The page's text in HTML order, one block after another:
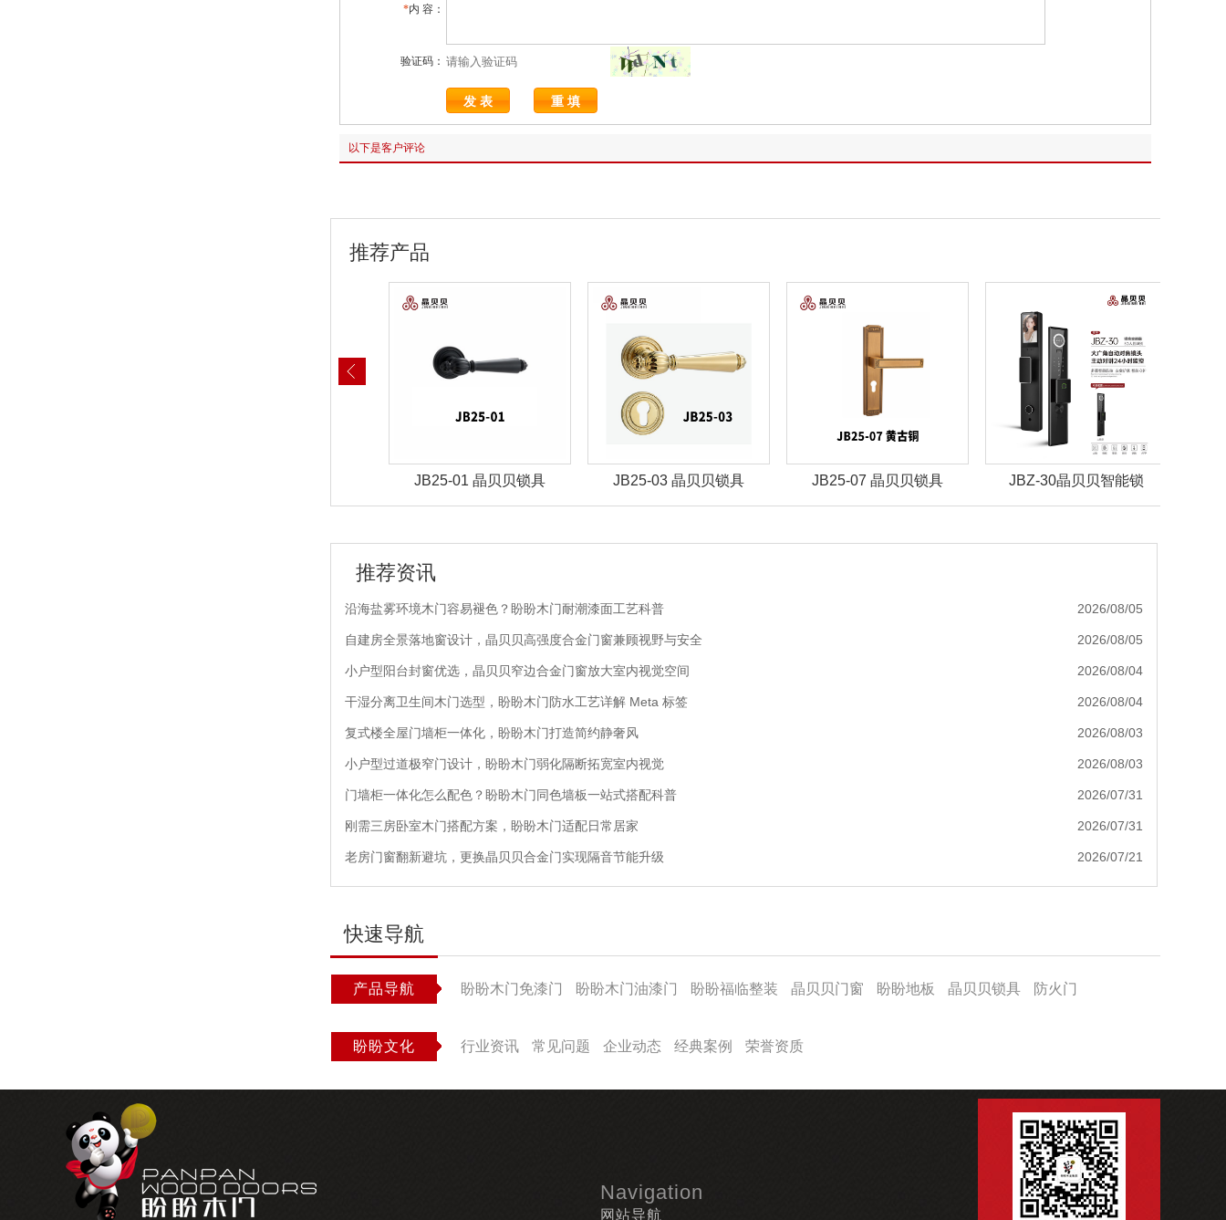
*内 容：
验证码：
以下是客户评论
推荐产品
JB25-03 晶贝贝锁具 JB25-07 晶贝贝锁具 JBZ-30晶贝贝智能锁 JBZ-29晶贝贝智能锁
推荐资讯
沿海盐雾环境木门容易褪色？盼盼木门耐潮漆面工艺科普 2026/08/05
自建房全景落地窗设计，晶贝贝高强度合金门窗兼顾视野与安全 2026/08/05
小户型阳台封窗优选，晶贝贝窄边合金门窗放大室内视觉空间 2026/08/04
干湿分离卫生间木门选型，盼盼木门防水工艺详解 Meta 标签 2026/08/04
复式楼全屋门墙柜一体化，盼盼木门打造简约静奢风 2026/08/03
小户型过道极窄门设计，盼盼木门弱化隔断拓宽室内视觉 2026/08/03
门墙柜一体化怎么配色？盼盼木门同色墙板一站式搭配科普 2026/07/31
刚需三房卧室木门搭配方案，盼盼木门适配日常居家 2026/07/31
老房门窗翻新避坑，更换晶贝贝合金门实现隔音节能升级 2026/07/21
快速导航
产品导航 盼盼木门免漆门 盼盼木门油漆门 盼盼福临整装 晶贝贝门窗 盼盼地板 晶贝贝锁具 防火门
盼盼文化 行业资讯 常见问题 企业动态 经典案例 荣誉资质
Navigation
网站导航